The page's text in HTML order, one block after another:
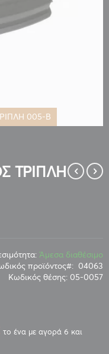
005-Β
ΤΡΙΠΛΗ
Άμεσα διαθέσιμο
προϊόντος
04063
Κωδικός θέσης: 05-0057
το ένα με αγορά 6 και